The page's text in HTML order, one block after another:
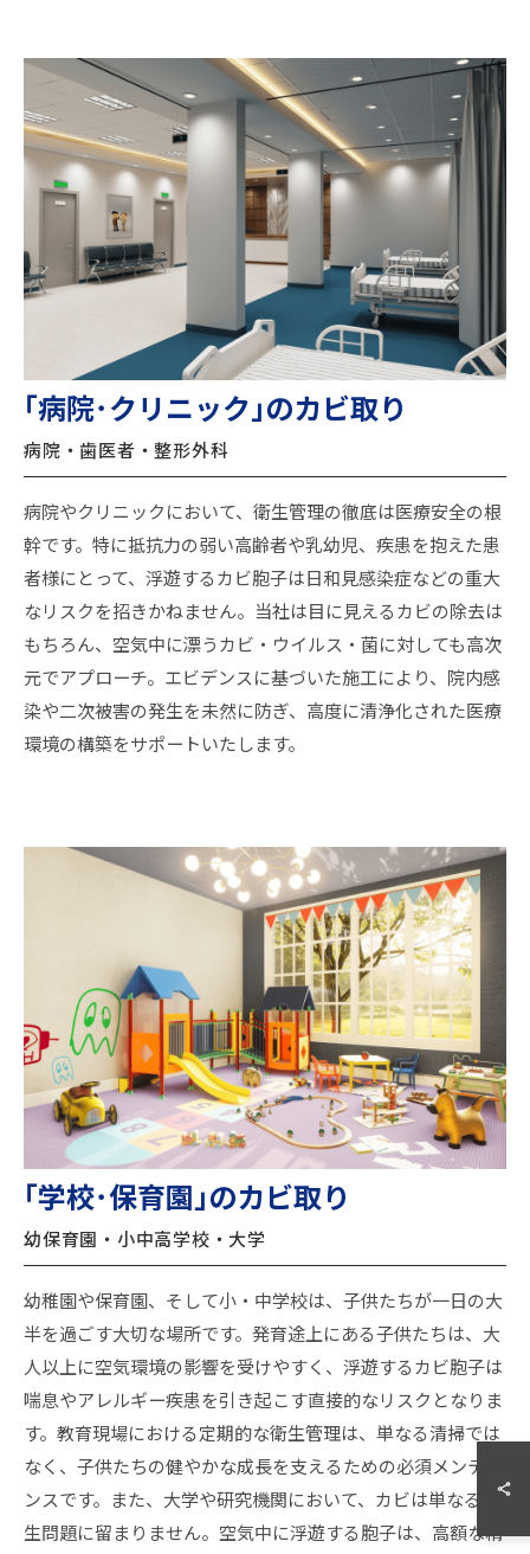
｢病院･クリニック｣のカビ取り
病院・歯医者・整形外科
病院やクリニックにおいて、衛生管理の徹底は医療安全の根
幹です。特に抵抗力の弱い高齢者や乳幼児、疾患を抱えた患
者様にとって、浮遊するカビ胞子は日和見感染症などの重大
なリスクを招きかねません。当社は目に見えるカビの除去は
もちろん、空気中に漂うカビ・ウイルス・菌に対しても高次
元でアプローチ。エビデンスに基づいた施工により、院内感
染や二次被害の発生を未然に防ぎ、高度に清浄化された医療
環境の構築をサポートいたします。
｢学校･保育園｣のカビ取り
幼保育園・小中高学校・大学
幼稚園や保育園、そして小・中学校は、子供たちが一日の大
半を過ごす大切な場所です。発育途上にある子供たちは、大
人以上に空気環境の影響を受けやすく、浮遊するカビ胞子は
喘息やアレルギー疾患を引き起こす直接的なリスクとなりま
す。教育現場における定期的な衛生管理は、単なる清掃では
なく、子供たちの健やかな成長を支えるための必須メンテナ
ンスです。また、大学や研究機関において、カビは単なる衛
生問題に留まりません。空気中に浮遊する胞子は、高額な精
080-2538-6532
※現地調査中など､出れない場合があるため｢LINE｣｢メール｣問合
せが助かります。 【営業時間】：9:00 ～ 17:00
LINEお問い合わせ メールお問い合わせ